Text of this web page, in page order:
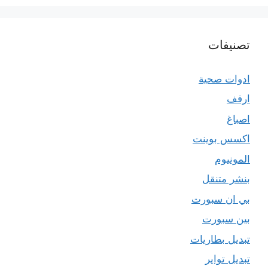
تصنيفات
ادوات صحية
ارفف
اصباغ
اكسس بوينت
المونيوم
بنشر متنقل
بي ان سبورت
بين سبورت
تبديل بطاريات
تبديل تواير